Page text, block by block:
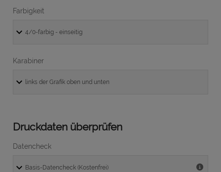
Farbigkeit
Karabiner
Druckdaten überprüfen
Datencheck